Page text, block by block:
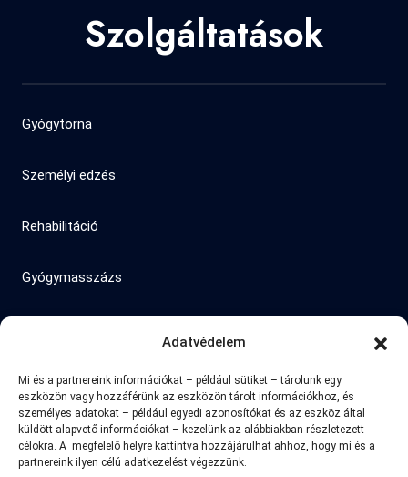
Adatvédelem
Mi és a partnereink információkat – például sütiket – tárolunk egy
eszközön vagy hozzáférünk az eszközön tárolt információkhoz, és
személyes adatokat – például egyedi azonosítókat és az eszköz által
küldött alapvető információkat – kezelünk az alábbiakban részletezett
célokra. A megfelelő helyre kattintva hozzájárulhat ahhoz, hogy mi és a
partnereink ilyen célú adatkezelést végezzünk.
Szolgáltatások
Gyógytorna
Személyi edzés
Rehabilitáció
Gyógymasszázs